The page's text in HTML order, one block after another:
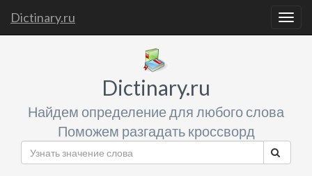
Dictinary.ru
Dictinary.ru
Найдем определение для любого слова
Поможем разгадать кроссворд